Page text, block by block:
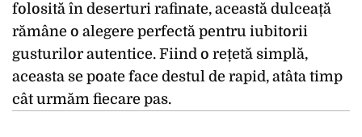
folosită în deserturi rafinate, această dulceață
rămâne o alegere perfectă pentru iubitorii
gusturilor autentice. Fiind o rețetă simplă,
aceasta se poate face destul de rapid, atâta timp
cât urmăm fiecare pas.